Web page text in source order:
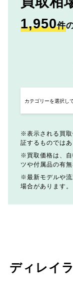
1,950件
表示される買
証するものではあ
買取価格は、
ツや付属品の有
最新モデルや
場合があります。
ディレイ